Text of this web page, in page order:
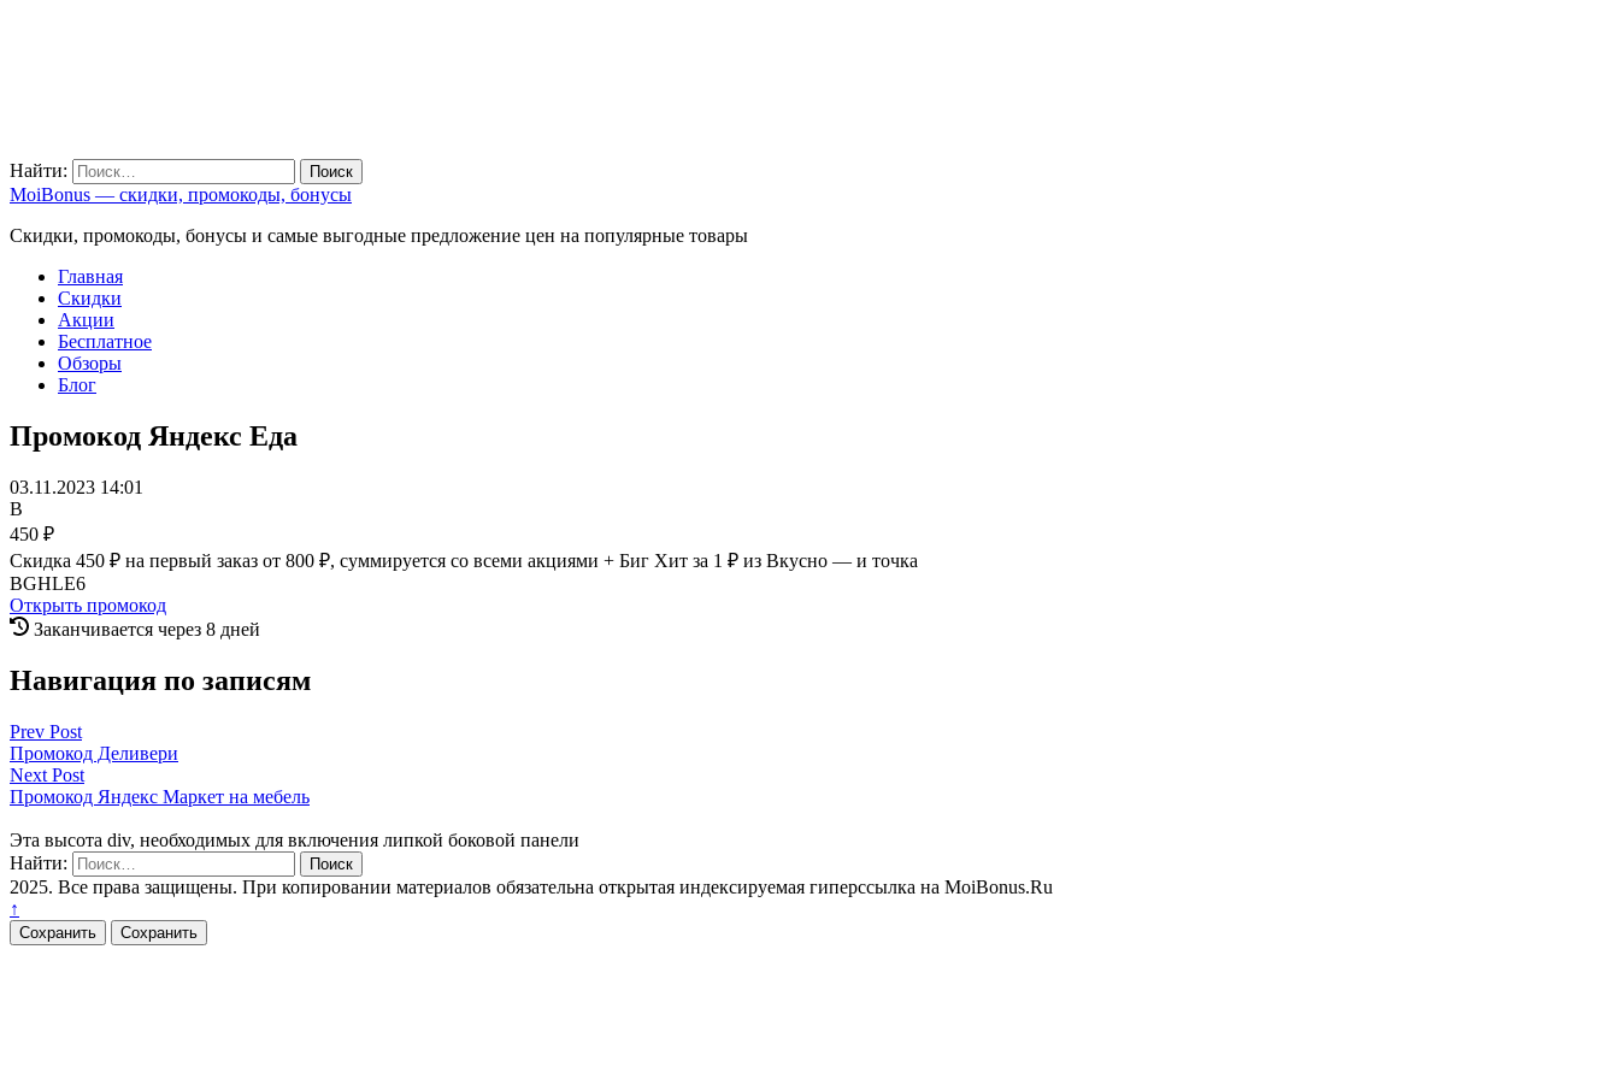
Найти:
MoiBonus — скидки, промокоды, бонусы
Скидки, промокоды, бонусы и самые выгодные предложение цен на популярные товары
Главная
Скидки
Акции
Бесплатное
Обзоры
Блог
Промокод Яндекс Еда
03.11.2023 14:01
В
450 ₽
Скидка 450 ₽ на первый заказ от 800 ₽, суммируется со всеми акциями + Биг Хит за 1 ₽ из Вкусно — и точка
BGHLE6
Открыть промокод
Заканчивается через 8 дней
Навигация по записям
Prev Post
Промокод Деливери
Next Post
Промокод Яндекс Маркет на мебель
Эта высота div, необходимых для включения липкой боковой панели
Найти:
2025. Все права защищены. При копировании материалов обязательна открытая индексируемая гиперссылка на MoiBonus.Ru
↑